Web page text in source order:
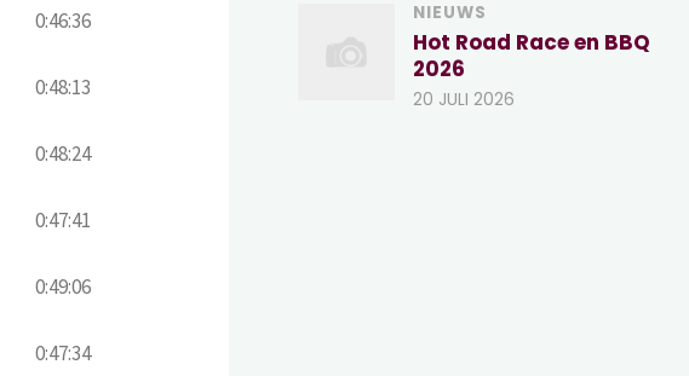
0:46:36
0:48:13
0:48:24
0:47:41
0:49:06
0:47:34
NIEUWS
Hot Road Race en BBQ
2026
20 JULI 2026